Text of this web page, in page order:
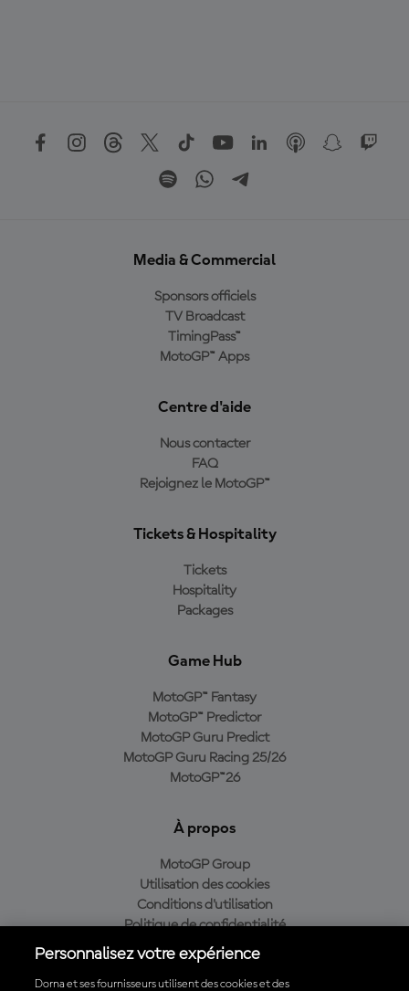
Media & Commercial
Sponsors officiels
TV Broadcast
TimingPass™
MotoGP™ Apps
Centre d'aide
Nous contacter
FAQ
Rejoignez le MotoGP™
Tickets & Hospitality
Tickets
Hospitality
Packages
Game Hub
MotoGP™ Fantasy
MotoGP™ Predictor
MotoGP Guru Predict
MotoGP Guru Racing 25/26
MotoGP™26
À propos
MotoGP Group
Utilisation des cookies
Conditions d'utilisation
Politique de confidentialité
Politique d’achat
Personnalisez votre expérience
Dorna et ses fournisseurs utilisent des cookies et des